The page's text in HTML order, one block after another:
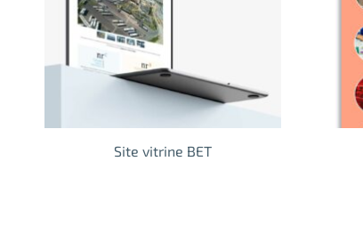
Site vitrine BET